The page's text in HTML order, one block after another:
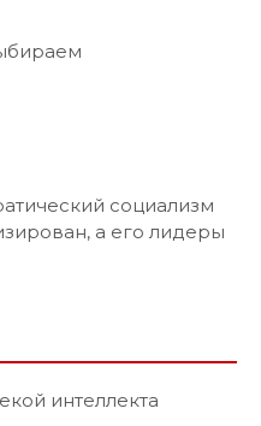
социализм
а его лидеры
интеллекта